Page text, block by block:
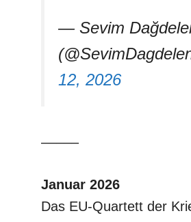
— Sevim
12, 2026
–––––
Januar 2026
Das EU-Quartett der